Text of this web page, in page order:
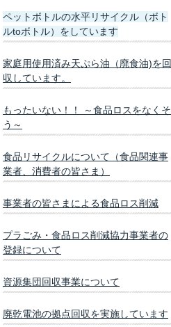
ペットボトルの水平リサイクル（ボト
ルtoボトル）をしています
家庭用使用済み天ぷら油（廃食油)を回
収しています。
もったいない！！ ～食品ロスをなくそ
う～
食品リサイクルについて（食品関連事
業者、消費者の皆さま）
事業者の皆さまによる食品ロス削減
プラごみ・食品ロス削減協力事業者の
登録について
資源集団回収事業について
廃乾電池の拠点回収を実施しています